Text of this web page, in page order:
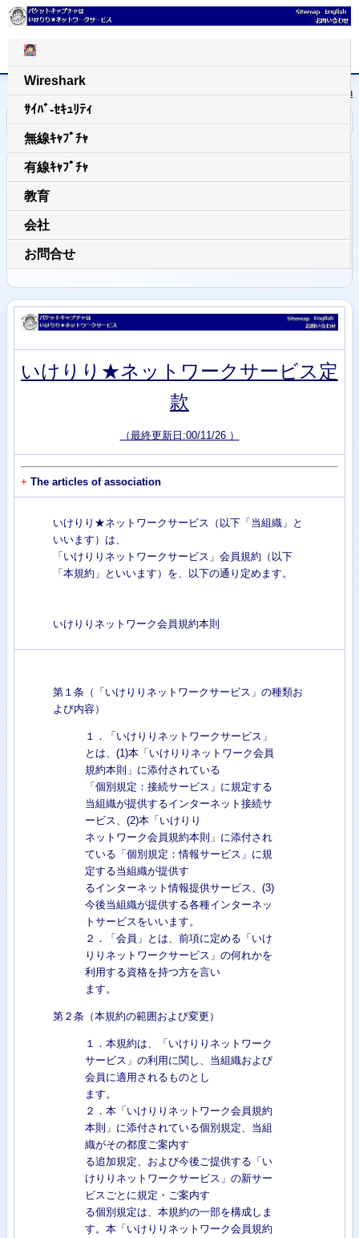
Wireshark
ｻｲﾊﾞ-ｾｷｭﾘﾃｨ
無線ｷｬﾌﾟﾁｬ
有線ｷｬﾌﾟﾁｬ
教育
会社
お問合せ
日本語|English
home /定款
定款
以下は1999年に開始した通信サービスの定款になりま
す。いけりりネットワークサービス株式会社株式会社
の定款は別途お問い合わせください。
いけりり★ネットワークサービス定
款
（最終更新日:00/11/26 ）
+ The articles of association
いけりり★ネットワークサービス（以下「当組織」と
いいます）は、
「いけりりネットワークサービス」会員規約（以下
「本規約」といいます）を、以下の通り定めます。
いけりりネットワーク会員規約本則
第１条（「いけりりネットワークサービス」の種類お
よび内容）
１．「いけりりネットワークサービス」
とは、(1)本「いけりりネットワーク会員
規約本則」に添付されている
「個別規定：接続サービス」に規定する
当組織が提供するインターネット接続サ
ービス、(2)本「いけりり
ネットワーク会員規約本則」に添付され
ている「個別規定：情報サービス」に規
定する当組織が提供す
るインターネット情報提供サービス、(3)
今後当組織が提供する各種インターネッ
トサービスをいいます。
２．「会員」とは、前項に定める「いけ
りりネットワークサービス」の何れかを
利用する資格を持つ方を言い
ます。
第２条（本規約の範囲および変更）
１．本規約は、「いけりりネットワーク
サービス」の利用に関し、当組織および
会員に適用されるものとし
ます。
２．本「いけりりネットワーク会員規約
本則」に添付されている個別規定、当組
織がその都度ご案内す
る追加規定、および今後ご提供する「い
けりりネットワークサービス」の新サー
ビスごとに規定・ご案内す
る個別規定は、本規約の一部を構成しま
す。本「いけりりネットワーク会員規約